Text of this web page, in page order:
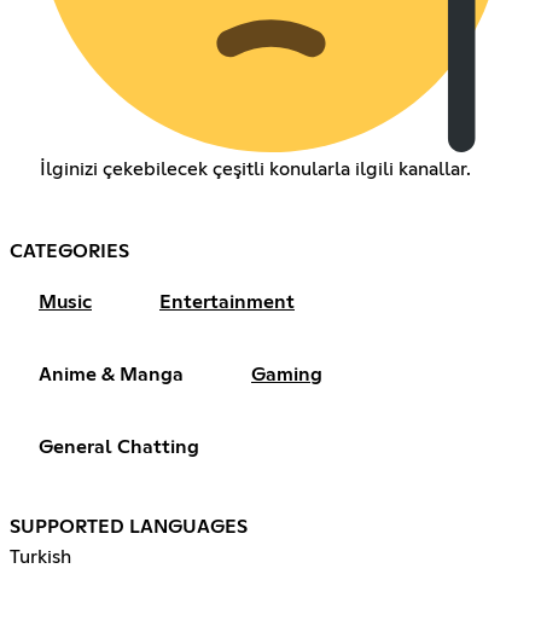
İlginizi çekebilecek çeşitli konularla ilgili kanallar.
CATEGORIES
Music Entertainment
Anime & Manga Gaming
General Chatting
SUPPORTED LANGUAGES
Turkish